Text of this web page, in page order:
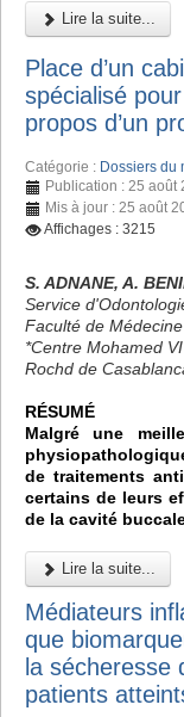
Lire la suite...
Place d’un
spécialisé
propos d’un
Catégorie : Dossiers du
Publication : 25 août
Mis à jour : 25 août
Affichages : 3215
S. ADNANE, A.
Service
Faculté de
*Centre Mohamed
Rochd de
RÉSUMÉ
Malgré une
de traitements
certains de leurs
de la cavité
Lire la suite...
Médiateurs
que
la sécheresse
patients